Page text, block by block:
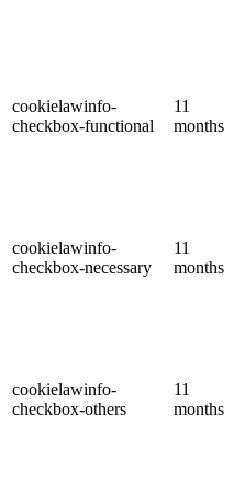
cookielawinfo-
checkbox-functional
11
months
cookielawinfo-
checkbox-necessary
11
months
cookielawinfo-
checkbox-others
11
months